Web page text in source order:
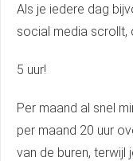
Als je iedere dag
social media scrollt,
5 uur!
Per maand al snel
per maand 20 uur
van de buren, terwijl